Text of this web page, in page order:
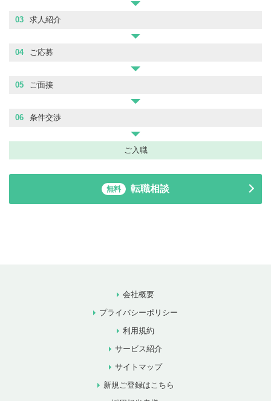
03 求人紹介
04 ご応募
05 ご面接
06 条件交渉
ご入職
無料 転職相談
会社概要
プライバシーポリシー
利用規約
サービス紹介
サイトマップ
新規ご登録はこちら